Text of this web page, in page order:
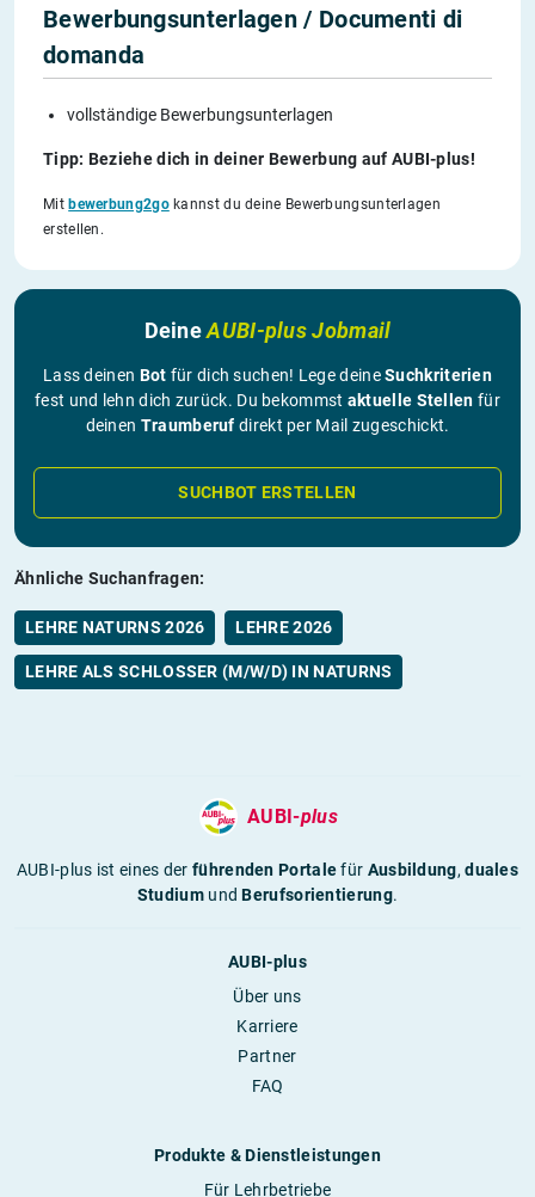
Bewerbungsunterlagen / Documenti di
domanda
vollständige Bewerbungsunterlagen
Tipp: Beziehe dich in deiner Bewerbung auf AUBI-plus!
Mit bewerbung2gokannst du deine Bewerbungsunterlagen
erstellen.
DeineAUBI-plus Jobmail
Lass deinen Bot für dich suchen! Lege deineSuchkriterien
fest und lehn dich zurück. Du bekommst aktuelle Stellen für
deinen Traumberuf direkt per Mail zugeschickt.
SUCHBOT ERSTELLEN
Ähnliche Suchanfragen:
LEHRE NATURNS 2026 LEHRE 2026
LEHRE ALS SCHLOSSER (M/W/D) IN NATURNS
AUBI-plus
AUBI-plus ist eines derführenden Portalefür Ausbildung,duales
StudiumundBerufsorientierung.
AUBI-plus
Über uns
Karriere
Partner
FAQ
Produkte & Dienstleistungen
Für Lehrbetriebe